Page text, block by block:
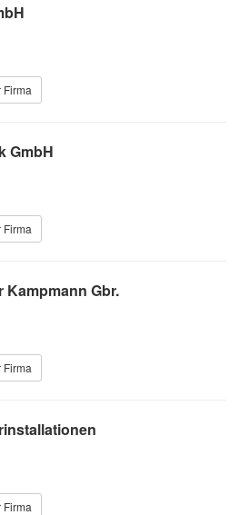
Firma
GmbH
Firma
Gbr.
Firma
Firma